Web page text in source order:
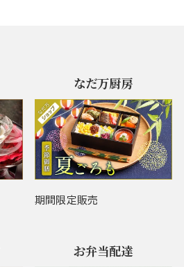
なだ万厨房
期間限定販売
お弁当配達